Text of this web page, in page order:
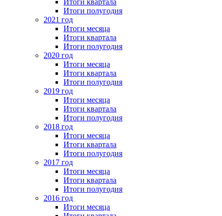
Итоги полугодия
2021 год
Итоги месяца
Итоги квартала
Итоги полугодия
2020 год
Итоги месяца
Итоги квартала
Итоги полугодия
2019 год
Итоги месяца
Итоги квартала
Итоги полугодия
2018 год
Итоги месяца
Итоги квартала
Итоги полугодия
2017 год
Итоги месяца
Итоги квартала
Итоги полугодия
2016 год
Итоги месяца